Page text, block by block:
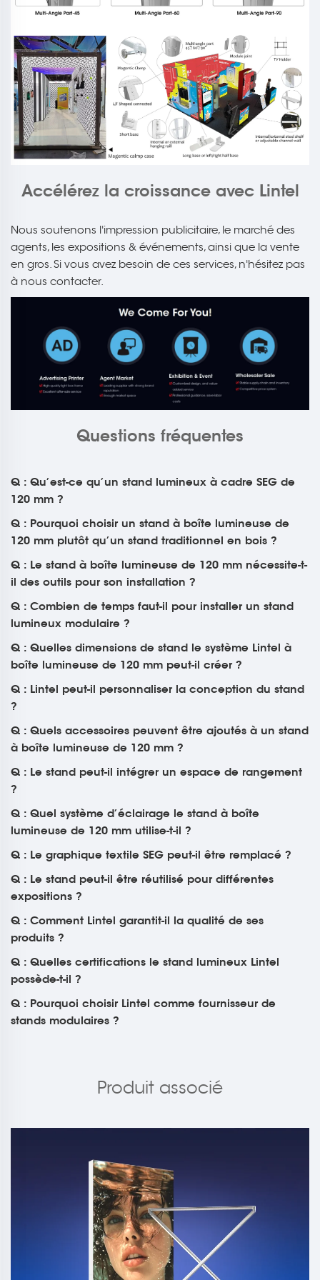
Accélérez la croissance avec Lintel
Nous soutenons l'impression publicitaire, le marché des
agents, les expositions & événements, ainsi que la vente
en gros. Si vous avez besoin de ces services, n'hésitez pas
à nous contacter.
Questions fréquentes
Q : Qu’est-ce qu’un stand lumineux à cadre SEG de
120 mm ?
Q : Pourquoi choisir un stand à boîte lumineuse de
120 mm plutôt qu’un stand traditionnel en bois ?
Q : Le stand à boîte lumineuse de 120 mm nécessite-t-
il des outils pour son installation ?
Q : Combien de temps faut-il pour installer un stand
lumineux modulaire ?
Q : Quelles dimensions de stand le système Lintel à
boîte lumineuse de 120 mm peut-il créer ?
Q : Lintel peut-il personnaliser la conception du stand
?
Q : Quels accessoires peuvent être ajoutés à un stand
à boîte lumineuse de 120 mm ?
Q : Le stand peut-il intégrer un espace de rangement
?
Q : Quel système d’éclairage le stand à boîte
lumineuse de 120 mm utilise-t-il ?
Q : Le graphique textile SEG peut-il être remplacé ?
Q : Le stand peut-il être réutilisé pour différentes
expositions ?
Q : Comment Lintel garantit-il la qualité de ses
produits ?
Q : Quelles certifications le stand lumineux Lintel
possède-t-il ?
Q : Pourquoi choisir Lintel comme fournisseur de
stands modulaires ?
Produit associé